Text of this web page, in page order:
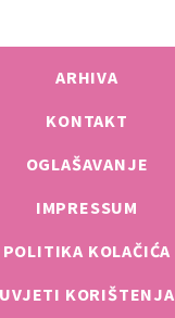
ARHIVA
KONTAKT
OGLAŠAVANJE
IMPRESSUM
POLITIKA KOLAČIĆA
UVJETI KORIŠTENJA